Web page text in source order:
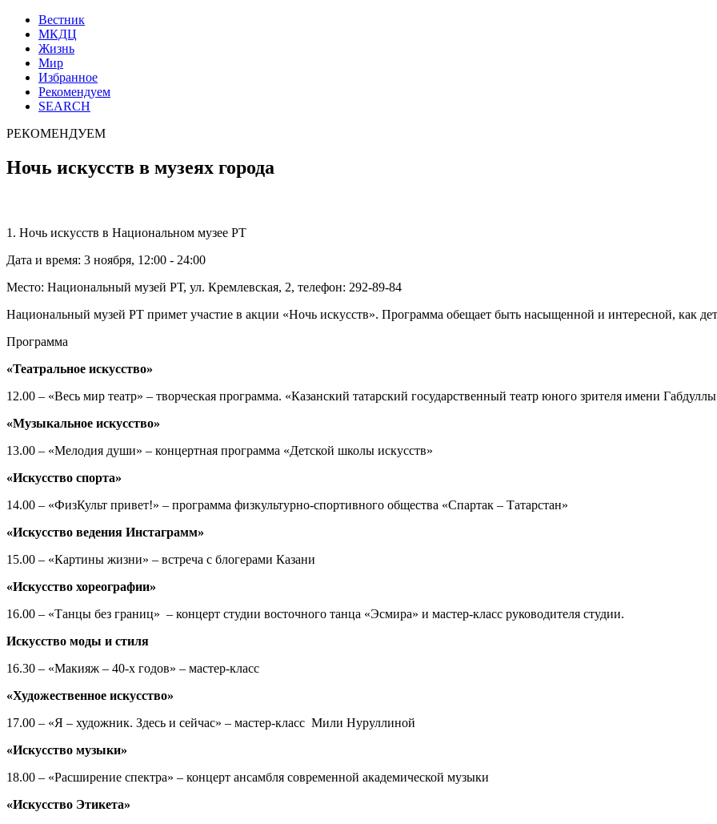
Вестник
МКДЦ
Жизнь
Мир
Избранное
Рекомендуем
SEARCH
РЕКОМЕНДУЕМ
Ночь искусств в музеях города
1. Ночь искусств в Национальном музее РТ
Дата и время: 3 ноября, 12:00 - 24:00
Место: Национальный музей РТ, ул. Кремлевская, 2, телефон: 292-89-84
Национальный музей РТ примет участие в акции «Ночь искусств». Программа обещает быть насыщенной и интересной, как
Программа
«Театральное искусство»
12.00 – «Весь мир театр» – творческая программа. «Казанский татарский государственный театр юного зрителя имени
«Музыкальное искусство»
13.00 – «Мелодия души» – концертная программа «Детской школы искусств»
«Искусство спорта»
14.00 – «ФизКульт привет!» – программа физкультурно-спортивного общества «Спартак – Татарстан»
«Искусство ведения Инстаграмм»
15.00 – «Картины жизни» – встреча с блогерами Казани
«Искусство хореографии»
16.00 – «Танцы без границ» – концерт студии восточного танца «Эсмира» и мастер-класс руководителя студии.
Искусство моды и стиля
16.30 – «Макияж – 40-х годов» – мастер-класс
«Художественное искусство»
17.00 – «Я – художник. Здесь и сейчас» – мастер-класс Мили Нуруллиной
«Искусство музыки»
18.00 – «Расширение спектра» – концерт ансамбля современной академической музыки
«Искусство Этикета»